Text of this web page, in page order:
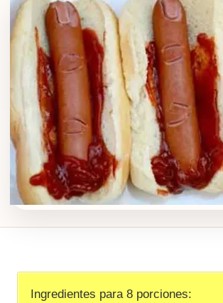
Ingredientes para 8 porciones: